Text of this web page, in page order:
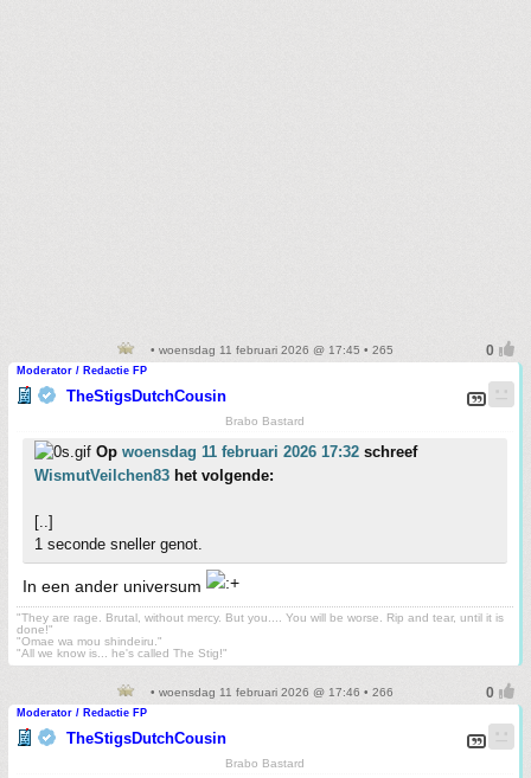
• woensdag 11 februari 2026 @ 17:45 • 265
Moderator / Redactie FP
TheStigsDutchCousin
Brabo Bastard
Op woensdag 11 februari 2026 17:32 schreef
WismutVeilchen83 het volgende:
[..]
1 seconde sneller genot.
In een ander universum
"They are rage. Brutal, without mercy. But you.... You will be worse. Rip and tear, until it is
done!"
"Omae wa mou shindeiru."
"All we know is... he's called The Stig!"
• woensdag 11 februari 2026 @ 17:46 • 266
Moderator / Redactie FP
TheStigsDutchCousin
Brabo Bastard